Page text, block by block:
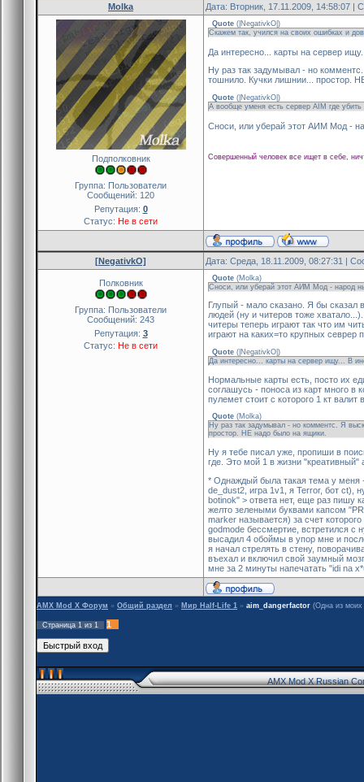
Molka Дата: Вторник, 17.11.2009, 14:58:07 |
Подполковник
Группа: Пользователи
Сообщений: 120
Репутация: 0
Статус: Не в сети
Quote ( |NegativkO| )
Скажем так, учился на своих ошибках и
Да интересно... карты на сервер
Ну раз так задумывал - но
тошнило. Кучки лишнии... простор.
Quote ( |NegativkO| )
А вообще уменя есть сервер AIM где убить
Сноси, или уберай этот АИМ Мод -
Совершенный человек все ищет в себе,
[NegativkO] Дата: Среда, 18.11.2009, 08:27:31 |
Полковник
Группа: Пользователи
Сообщений: 243
Репутация: 3
Статус: Не в сети
Quote (Molka)
Сноси, или уберай этот АИМ Мод - народ
Глупый - мало сказано. Я бы
людей (ну и читеров тоже
читеры теперь играют так что им
играют на каких=то крупных севрер
Quote ( |NegativkO| )
Да интересно... карты на сервер ищу... В
Нормальные карты есть, посто их
соглашусь - поноса из карт много в
пулемет стоит с которого 1 кт
Quote (Molka)
Ну раз так задумывал - но комментс. Я
простор. HE надо было на ящики.
Ну я тебе писал уже, пропиши в
где. Это мой 1 в жизни "креативный"
* Однаждый была такая тема у меня
de_dust2, игра 1v1, я Terror, бот ct),
botinok" > ответа нет, еще раз пишу
желто зелеными буквами капсом
marker называется) за счет
godmode бессмертие, встретился с
высадил 4 обоймы в упор мне и
я начал стрелять в стену,
въехал и включил свой заумный
мне за 2 минуты напечатать "idi na
AMX Mod X Форум » Общий раздел » Мир Half-Life 1 » aim_dangerfactor (Одна из моих
Страница 1 из 1 1
AMX Mod X Russian